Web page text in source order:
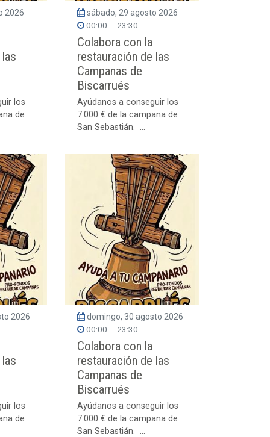
2026
los
de
sábado, 29 agosto 2026
00:00 - 23:30
Colabora con la
restauración de las
Campanas de
Biscarrués
Ayúdanos a conseguir los
7.000 € de la campana de
San Sebastián. ...
2026
los
de
domingo, 30 agosto 2026
00:00 - 23:30
Colabora con la
restauración de las
Campanas de
Biscarrués
Ayúdanos a conseguir los
7.000 € de la campana de
San Sebastián. ...